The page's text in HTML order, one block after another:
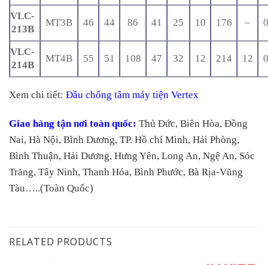
VLC-
213B
MT3B 46 44 86 41 25 10 176 –
VLC-
214B
MT4B 55 51 108 47 32 12 214 12
Xem chi tiết: Đầu chống tâm máy tiện Vertex
Giao hàng tận nơi toàn quốc: Thủ Đức, Biên Hòa, Đồng
Nai, Hà Nội, Bình Dương, TP. Hồ chí Minh, Hải Phòng,
Bình Thuận, Hải Dương, Hưng Yên, Long An, Ngệ An, Sóc
Trăng, Tây Ninh, Thanh Hóa, Bình Phước, Bà Rịa-Vũng
Tàu…..(Toàn Quốc)
RELATED PRODUCTS